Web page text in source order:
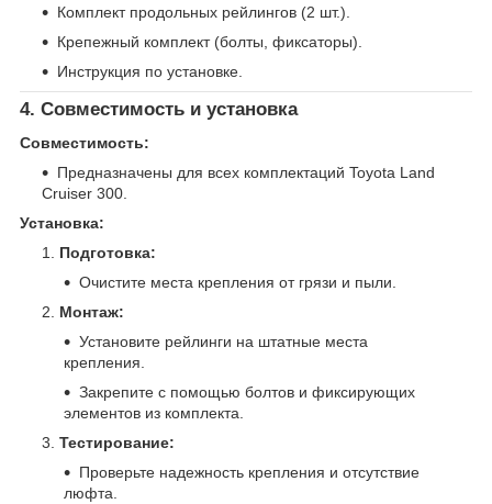
Комплект продольных рейлингов (2 шт.).
Крепежный комплект (болты, фиксаторы).
Инструкция по установке.
4. Совместимость и установка
Совместимость:
Предназначены для всех комплектаций Toyota Land
Cruiser 300.
Установка:
Подготовка:
Очистите места крепления от грязи и пыли.
Монтаж:
Установите рейлинги на штатные места
крепления.
Закрепите с помощью болтов и фиксирующих
элементов из комплекта.
Тестирование:
Проверьте надежность крепления и отсутствие
люфта.